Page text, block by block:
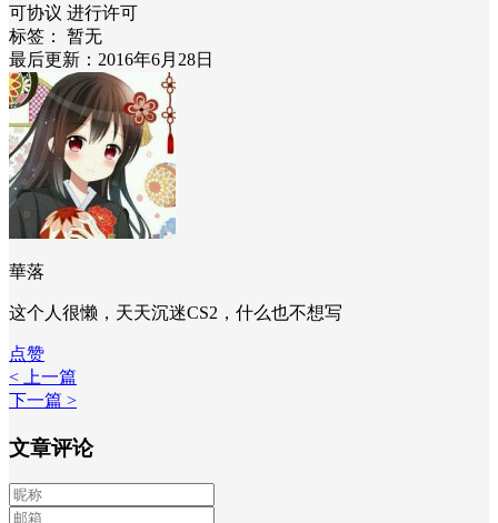
可协议 进行许可
标签：
暂无
最后更新：2016年6月28日
華落
这个人很懒，天天沉迷CS2，什么也不想写
点赞
< 上一篇
下一篇 >
文章评论